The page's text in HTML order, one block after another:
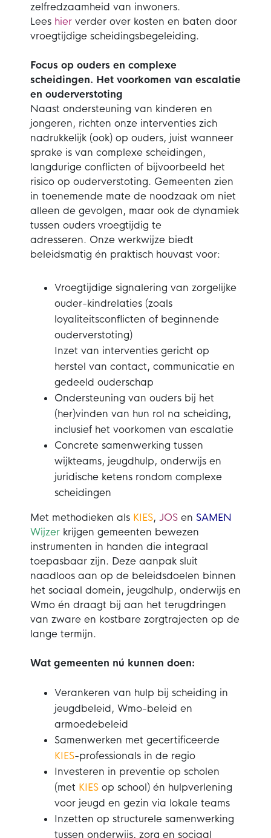
zelfredzaamheid van inwoners.
Lees hier verder over kosten en baten door
vroegtijdige scheidingsbegeleiding.
Focus op ouders en complexe
scheidingen. Het voorkomen van escalatie
en ouderverstoting
Naast ondersteuning van kinderen en
jongeren, richten onze interventies zich
nadrukkelijk (ook) op ouders, juist wanneer
sprake is van complexe scheidingen,
langdurige conflicten of bijvoorbeeld het
risico op ouderverstoting. Gemeenten zien
in toenemende mate de noodzaak om niet
alleen de gevolgen, maar ook de dynamiek
tussen ouders vroegtijdig te
adresseren. Onze werkwijze biedt
beleidsmatig én praktisch houvast voor:
Vroegtijdige signalering van zorgelijke
ouder-kindrelaties (zoals
loyaliteitsconflicten of beginnende
ouderverstoting)
Inzet van interventies gericht op
herstel van contact, communicatie en
gedeeld ouderschap
Ondersteuning van ouders bij het
(her)vinden van hun rol na scheiding,
inclusief het voorkomen van escalatie
Concrete samenwerking tussen
wijkteams, jeugdhulp, onderwijs en
juridische ketens rondom complexe
scheidingen
Met methodieken als KIES, JOS en SAMEN
Wijzer krijgen gemeenten bewezen
instrumenten in handen die integraal
toepasbaar zijn. Deze aanpak sluit
naadloos aan op de beleidsdoelen binnen
het sociaal domein, jeugdhulp, onderwijs en
Wmo én draagt bij aan het terugdringen
van zware en kostbare zorgtrajecten op de
lange termijn.
Wat gemeenten nú kunnen doen:
Verankeren van hulp bij scheiding in
jeugdbeleid, Wmo-beleid en
armoedebeleid
Samenwerken met gecertificeerde
KIES-professionals in de regio
Investeren in preventie op scholen
(met KIES op school) én hulpverlening
voor jeugd en gezin via lokale teams
Inzetten op structurele samenwerking
tussen onderwijs, zorg en sociaal